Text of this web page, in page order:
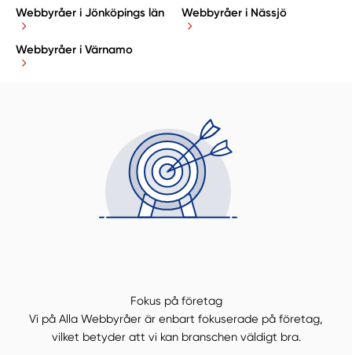
Webbyråer i Jönköpings län Webbyråer i Nässjö
Webbyråer i Värnamo
Fokus på företag
Vi på Alla Webbyråer är enbart fokuserade på företag,
vilket betyder att vi kan branschen väldigt bra.